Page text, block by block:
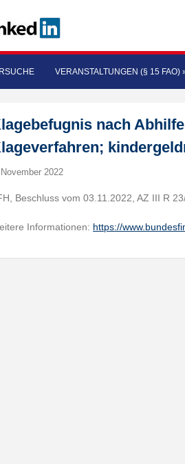
VERANSTALTUNGEN (§ 15 FAO)
nach
2022
Beschluss vom 03.11.2022, AZ III R
Informationen: https://